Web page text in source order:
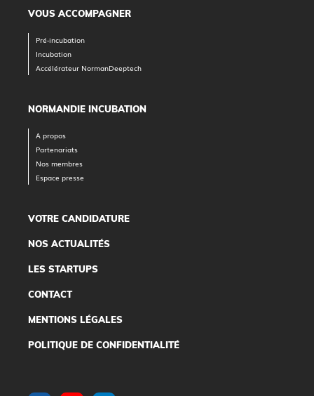
VOUS ACCOMPAGNER
Pré-incubation
Incubation
Accélérateur NormanDeeptech
NORMANDIE INCUBATION
A propos
Partenariats
Nos membres
Espace presse
VOTRE CANDIDATURE
NOS ACTUALITÉS
LES STARTUPS
CONTACT
MENTIONS LÉGALES
POLITIQUE DE CONFIDENTIALITÉ